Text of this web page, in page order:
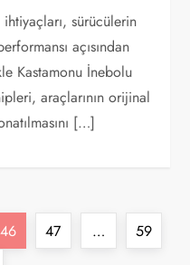
sürücülerin
açısından
Kastamonu İnebolu
araçlarının orijinal
[…]
Page
46 Page
47 … Page
59